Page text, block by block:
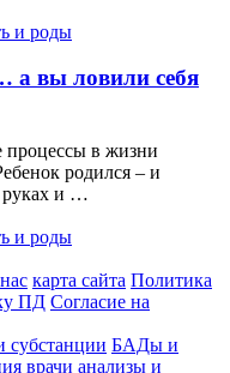
и роды
а вы ловили себя
процессы в жизни
родился – и
руках и …
и роды
карта сайта Политика
ПД Согласие на
субстанции БАДы и
врачи анализы и